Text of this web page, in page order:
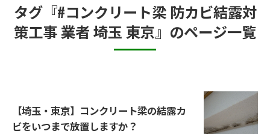
タグ『#コンクリート梁 防カビ結露対
策工事 業者 埼玉 東京』のページ一覧
【埼玉・東京】コンクリート梁の結露カ
ビをいつまで放置しますか？